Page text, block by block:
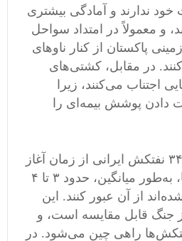
ندارند و آمادگی بیشتری
و معمولاً در امتداد سواحل
پاکستان از کنار ناوهای
در مقابل، کشتی‌های
اجتناب می‌کنند، زیرا
دادن پوشش بیمه‌ای را
تا ۲۲ آوریل، دست‌کم ۳۴ نفتکش ایرانی از زمان آغاز
محاصرهٔ دریایی آمریکا، به‌طور میانگین، حدود ۳ تا ۴
از آن عبور کنند. این
جنگ قابل مقایسه است، و
راهی چین می‌شود. در